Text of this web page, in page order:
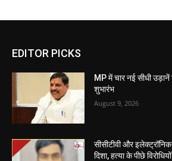
EDITOR PICKS
MP में चार नई सीधी
शुभारंभ
August 9, 2026
सीसीटीवी और
दिशा, हत्या के पीछे